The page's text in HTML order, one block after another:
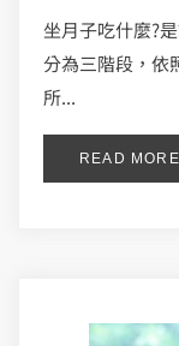
坐月子吃什麼?
分為三階段，依
所...
READ MORE